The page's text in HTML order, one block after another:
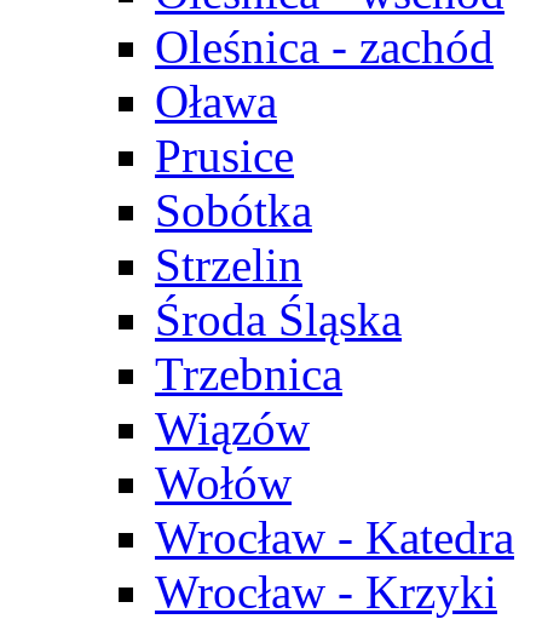
Oleśnica - zachód
Oława
Prusice
Sobótka
Strzelin
Środa Śląska
Trzebnica
Wiązów
Wołów
Wrocław - Katedra
Wrocław - Krzyki